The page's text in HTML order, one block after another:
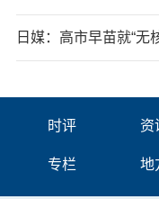
日媒：高市早苗就“无
时评 资
专栏 地